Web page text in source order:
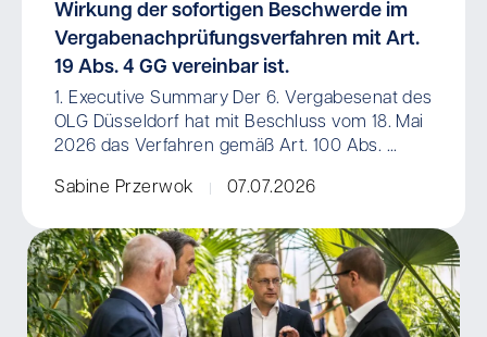
Wirkung der sofortigen Beschwerde im
Vergabenachprüfungsverfahren mit Art.
19 Abs. 4 GG vereinbar ist.
1. Executive Summary Der 6. Vergabesenat des
OLG Düsseldorf hat mit Beschluss vom 18. Mai
2026 das Verfahren gemäß Art. 100 Abs. ...
Sabine Przerwok 07.07.2026